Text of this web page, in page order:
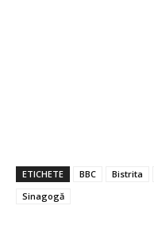
ETICHETE BBC Bistrita
Sinagogă